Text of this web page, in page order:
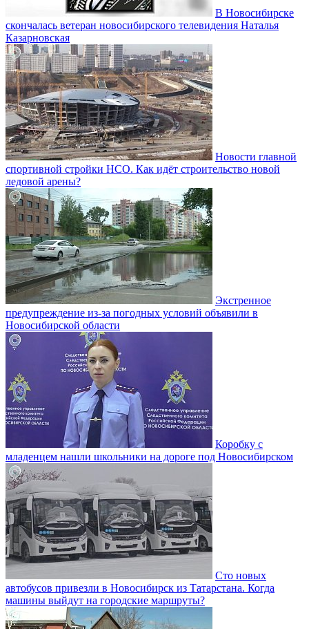
В Новосибирске
скончалась ветеран новосибирского телевидения Наталья
Казарновская
Новости главной
спортивной стройки НСО. Как идёт строительство новой
ледовой арены?
Экстренное
предупреждение из-за погодных условий объявили в
Новосибирской области
Коробку с
младенцем нашли школьники на дороге под Новосибирском
Сто новых
автобусов привезли в Новосибирск из Татарстана. Когда
машины выйдут на городские маршруты?